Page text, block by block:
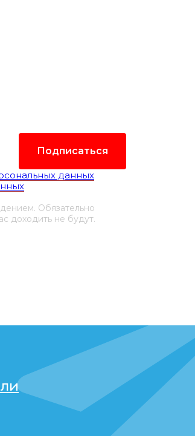
данных
Обязательно
доходить не будут.
Подписаться